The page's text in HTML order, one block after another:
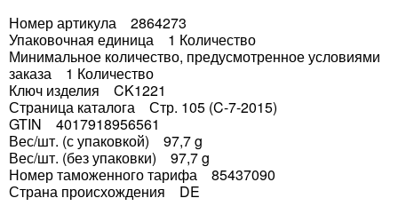
Номер артикула 2864273
Упаковочная единица 1 Количество
Минимальное количество, предусмотренное условиями
заказа 1 Количество
Ключ изделия CK1221
Страница каталога Стр. 105 (C-7-2015)
GTIN 4017918956561
Вес/шт. (с упаковкой) 97,7 g
Вес/шт. (без упаковки) 97,7 g
Номер таможенного тарифа 85437090
Страна происхождения DE